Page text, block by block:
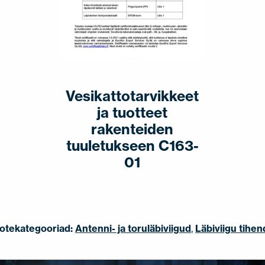
Vesikattotarvikkeet
ja tuotteet
rakenteiden
tuuletukseen C163-
01
Antenni- ja toruläbiviigud, Läbiviigu